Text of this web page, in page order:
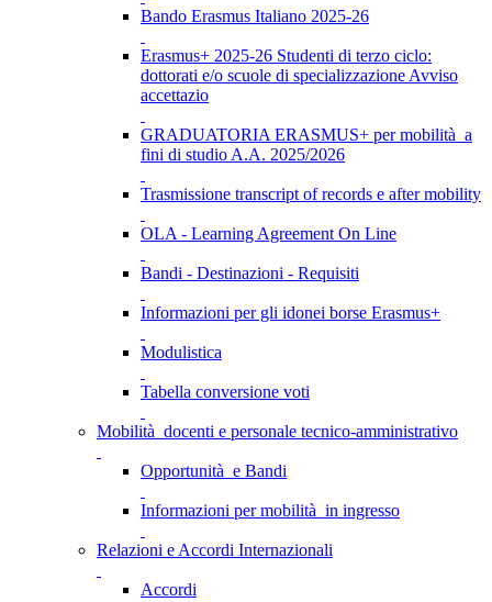
Bando Erasmus Italiano 2025-26
Erasmus+ 2025-26 Studenti di terzo ciclo:
dottorati e/o scuole di specializzazione Avviso
accettazio
GRADUATORIA ERASMUS+ per mobilità a
fini di studio A.A. 2025/2026
Trasmissione transcript of records e after mobility
OLA - Learning Agreement On Line
Bandi - Destinazioni - Requisiti
Informazioni per gli idonei borse Erasmus+
Modulistica
Tabella conversione voti
Mobilità docenti e personale tecnico-amministrativo
Opportunità e Bandi
Informazioni per mobilità in ingresso
Relazioni e Accordi Internazionali
Accordi